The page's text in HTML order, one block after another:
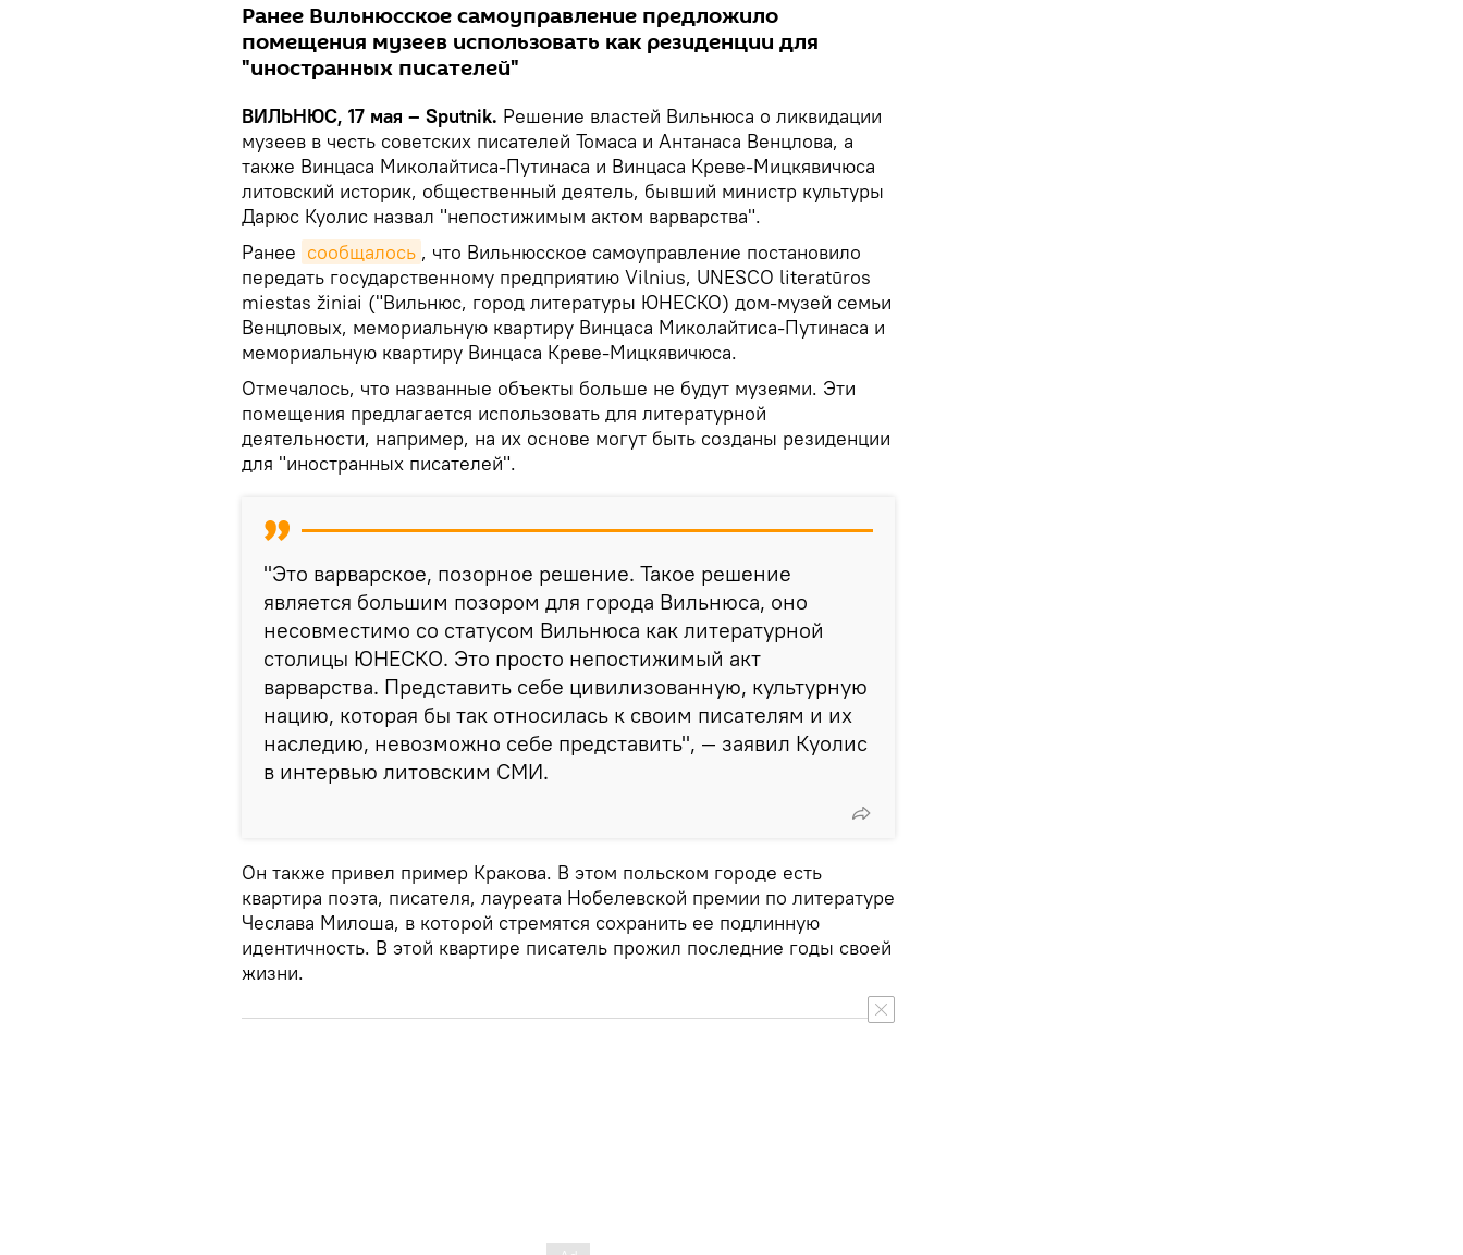
Ранее Вильнюсское самоуправление предложило
помещения музеев использовать как резиденции для
"иностранных писателей"
ВИЛЬНЮС, 17 мая – Sputnik. Решение властей Вильнюса о ликвидации
музеев в честь советских писателей Томаса и Антанаса Венцлова, а
также Винцаса Миколайтиса-Путинаса и Винцаса Креве-Мицкявичюса
литовский историк, общественный деятель, бывший министр культуры
Дарюс Куолис назвал "непостижимым актом варварства".
Ранее сообщалось , что Вильнюсское самоуправление постановило
передать государственному предприятию Vilnius, UNESCO literatūros
miestas žiniai ("Вильнюс, город литературы ЮНЕСКО) дом-музей семьи
Венцловых, мемориальную квартиру Винцаса Миколайтиса-Путинаса и
мемориальную квартиру Винцаса Креве-Мицкявичюса.
Отмечалось, что названные объекты больше не будут музеями. Эти
помещения предлагается использовать для литературной
деятельности, например, на их основе могут быть созданы резиденции
для "иностранных писателей".
"Это варварское, позорное решение. Такое решение
является большим позором для города Вильнюса, оно
несовместимо со статусом Вильнюса как литературной
столицы ЮНЕСКО. Это просто непостижимый акт
варварства. Представить себе цивилизованную, культурную
нацию, которая бы так относилась к своим писателям и их
наследию, невозможно себе представить", — заявил Куолис
в интервью литовским СМИ.
Он также привел пример Кракова. В этом польском городе есть
квартира поэта, писателя, лауреата Нобелевской премии по литературе
Чеслава Милоша, в которой стремятся сохранить ее подлинную
идентичность. В этой квартире писатель прожил последние годы своей
жизни.